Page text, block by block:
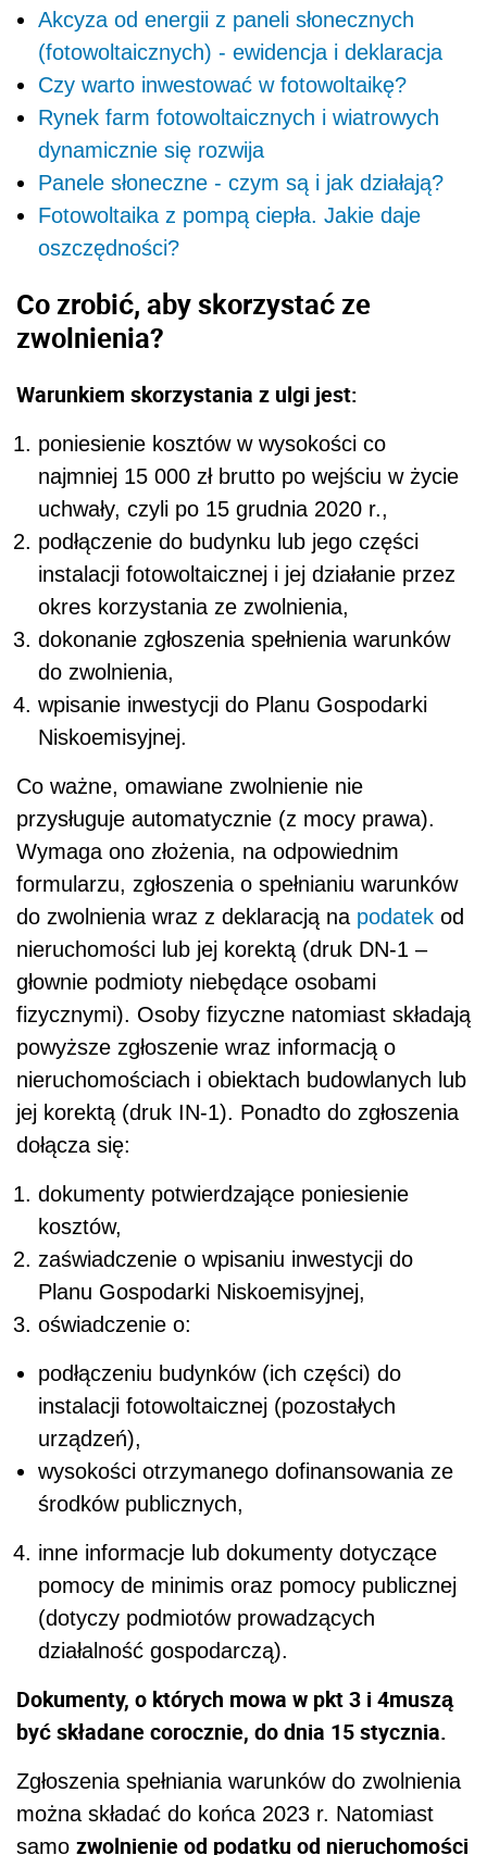
Akcyza od energii z paneli słonecznych
(fotowoltaicznych) - ewidencja i deklaracja
Czy warto inwestować w fotowoltaikę?
Rynek farm fotowoltaicznych i wiatrowych
dynamicznie się rozwija
Panele słoneczne - czym są i jak działają?
Fotowoltaika z pompą ciepła. Jakie daje
oszczędności?
Co zrobić, aby skorzystać ze
zwolnienia?
Warunkiem skorzystania z ulgi jest:
poniesienie kosztów w wysokości co
najmniej 15 000 zł brutto po wejściu w życie
uchwały, czyli po 15 grudnia 2020 r.,
podłączenie do budynku lub jego części
instalacji fotowoltaicznej i jej działanie przez
okres korzystania ze zwolnienia,
dokonanie zgłoszenia spełnienia warunków
do zwolnienia,
wpisanie inwestycji do Planu Gospodarki
Niskoemisyjnej.
Co ważne, omawiane zwolnienie nie
przysługuje automatycznie (z mocy prawa).
Wymaga ono złożenia, na odpowiednim
formularzu, zgłoszenia o spełnianiu warunków
do zwolnienia wraz z deklaracją na podatek od
nieruchomości lub jej korektą (druk DN-1 –
głownie podmioty niebędące osobami
fizycznymi). Osoby fizyczne natomiast składają
powyższe zgłoszenie wraz informacją o
nieruchomościach i obiektach budowlanych lub
jej korektą (druk IN-1). Ponadto do zgłoszenia
dołącza się:
dokumenty potwierdzające poniesienie
kosztów,
zaświadczenie o wpisaniu inwestycji do
Planu Gospodarki Niskoemisyjnej,
oświadczenie o:
podłączeniu budynków (ich części) do
instalacji fotowoltaicznej (pozostałych
urządzeń),
wysokości otrzymanego dofinansowania ze
środków publicznych,
inne informacje lub dokumenty dotyczące
pomocy de minimis oraz pomocy publicznej
(dotyczy podmiotów prowadzących
działalność gospodarczą).
Dokumenty, o których mowa w pkt 3 i 4muszą
być składane corocznie, do dnia 15 stycznia.
Zgłoszenia spełniania warunków do zwolnienia
można składać do końca 2023 r. Natomiast
samo zwolnienie od podatku od nieruchomości